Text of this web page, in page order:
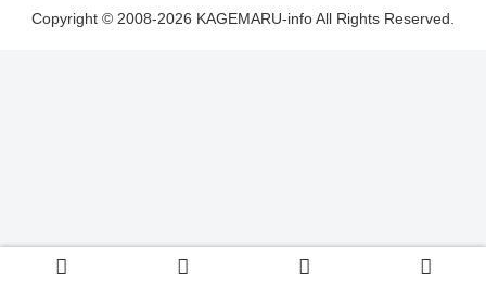
Copyright © 2008-2026 KAGEMARU-info All Rights Reserved.